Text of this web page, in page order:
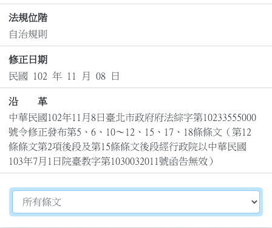
法規位階
自治規則
修正日期
民國 102 年 11 月 08 日
沿 革
中華民國102年11月8日臺北市政府府法綜字第10233555000
號令修正發布第5、6、10～12、15、17、18條條文（第12
條條文第2項後段及第15條條文後段經行政院以中華民國
103年7月1日院臺教字第1030032011號函告無效）
切換選擇法規資訊內容